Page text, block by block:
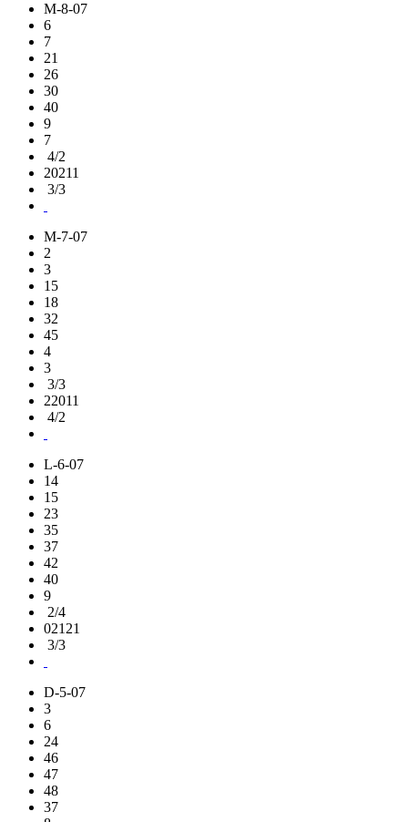
M-8-07
6
7
21
26
30
40
9
7
4/2
20211
3/3
M-7-07
2
3
15
18
32
45
4
3
3/3
22011
4/2
L-6-07
14
15
23
35
37
42
40
9
2/4
02121
3/3
D-5-07
3
6
24
46
47
48
37